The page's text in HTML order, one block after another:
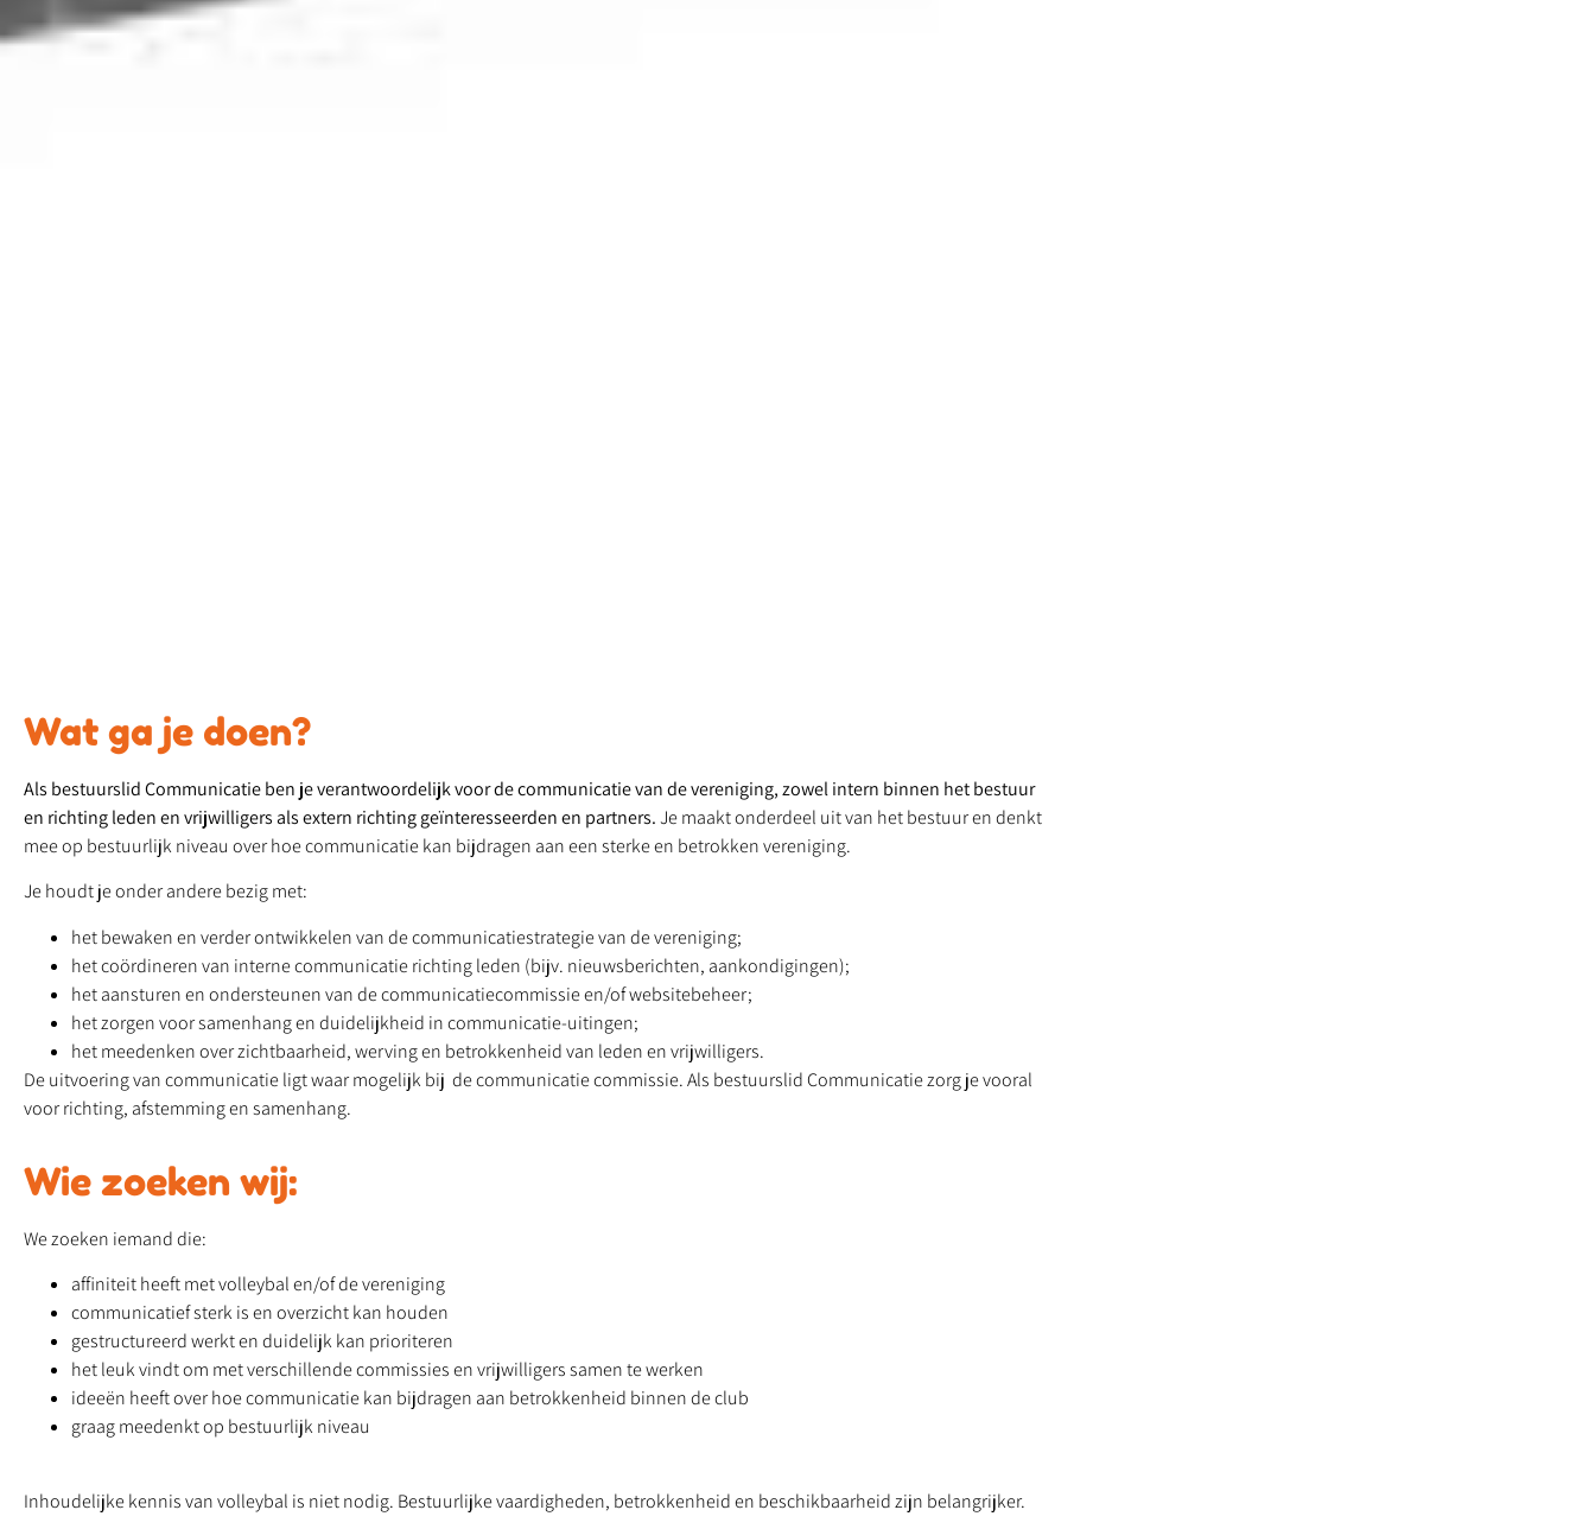
Wat ga je doen?
Als bestuurslid Communicatie ben je verantwoordelijk voor de communicatie van de vereniging, zowel intern binnen het bestuur
en richting leden en vrijwilligers als extern richting geïnteresseerden en partners.Je maakt onderdeel uit van het bestuur en denkt
mee op bestuurlijk niveau over hoe communicatie kan bijdragen aan een sterke en betrokken vereniging.
Je houdt je onder andere bezig met:
het bewaken en verder ontwikkelen van de communicatiestrategie van de vereniging;
het coördineren van interne communicatie richting leden (bijv. nieuwsberichten, aankondigingen);
het aansturen en ondersteunen van de communicatiecommissie en/of websitebeheer;
het zorgen voor samenhang en duidelijkheid in communicatie-uitingen;
het meedenken over zichtbaarheid, werving en betrokkenheid van leden en vrijwilligers.
De uitvoering van communicatie ligt waar mogelijk bij de communicatie commissie. Als bestuurslid Communicatie zorg je vooral
voor richting, afstemming en samenhang.
Wie zoeken wij:
We zoeken iemand die:
affiniteit heeft met volleybal en/of de vereniging
communicatief sterk is en overzicht kan houden
gestructureerd werkt en duidelijk kan prioriteren
het leuk vindt om met verschillende commissies en vrijwilligers samen te werken
ideeën heeft over hoe communicatie kan bijdragen aan betrokkenheid binnen de club
graag meedenkt op bestuurlijk niveau
Inhoudelijke kennis van volleybal is niet nodig. Bestuurlijke vaardigheden, betrokkenheid en beschikbaarheid zijn belangrijker.